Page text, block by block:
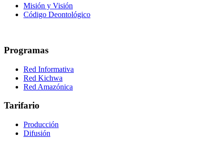
Misión y Visión
Código Deontológico
Programas
Red Informativa
Red Kichwa
Red Amazónica
Tarifario
Producción
Difusión